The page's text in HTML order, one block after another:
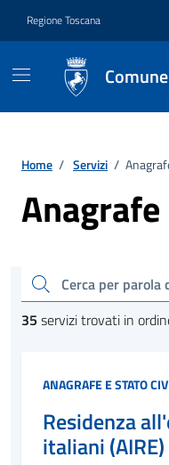
Regione Toscana
Home / Servizi /
Esplora
cerca
35 servizi trovati in
Categoria:
ANAGRAFE E STATO
Residenza
italiani (AIRE)